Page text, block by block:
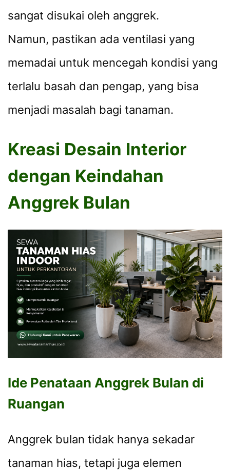
sangat disukai oleh anggrek.
Namun, pastikan ada ventilasi yang
memadai untuk mencegah kondisi yang
terlalu basah dan pengap, yang bisa
menjadi masalah bagi tanaman.
Kreasi Desain Interior
dengan Keindahan
Anggrek Bulan
Ide Penataan Anggrek Bulan di
Ruangan
Anggrek bulan tidak hanya sekadar
tanaman hias, tetapi juga elemen